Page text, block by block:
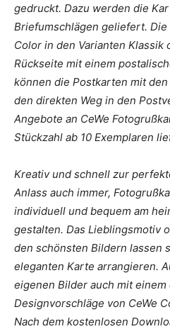
gedruckt. Dazu werden die
Briefumschlägen geliefert. Die
Color in den Varianten Klassik
Rückseite mit einem
können die Postkarten mit
den direkten Weg in den
Angebote an CeWe
Stückzahl ab 10 Exemplaren
Kreativ und schnell zur
Anlass auch immer,
individuell und bequem am
gestalten. Das Lieblingsmotiv
den schönsten Bildern lassen
eleganten Karte arrangieren.
eigenen Bilder auch mit einem
Designvorschläge von CeWe
Nach dem kostenlosen